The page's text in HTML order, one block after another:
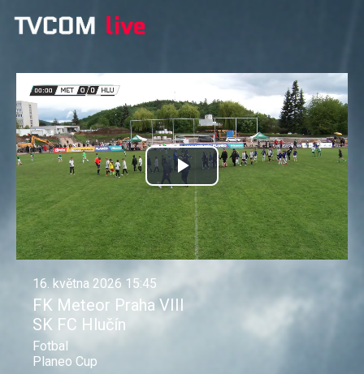
Přehrát
video
16. května 2026 15:45
FK Meteor Praha VIII
SK FC Hlučín
Fotbal
Planeo Cup